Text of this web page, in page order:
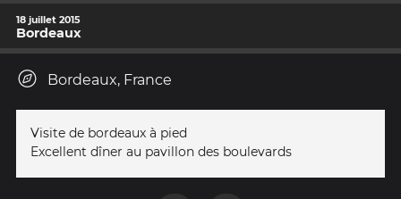
18 juillet 2015
Bordeaux
Bordeaux, France
Visite de bordeaux à pied
Excellent dîner au pavillon des boulevards